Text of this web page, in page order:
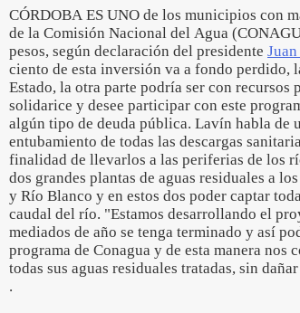
CÓRDOBA ES UNO de los municipios con
de la Comisión Nacional del Agua
pesos, según declaración del presidente
ciento de esta inversión va a fondo
Estado, la otra parte podría ser con
solidarice y desee participar con este
algún tipo de deuda pública. Lavín habla de
entubamiento de todas las descargas
finalidad de llevarlos a las periferias de los
dos grandes plantas de aguas residuales a
y Río Blanco y en estos dos poder captar
caudal del río. "Estamos desarrollando el
mediados de año se tenga terminado y así
programa de Conagua y de esta manera
todas sus aguas residuales tratadas, sin
.